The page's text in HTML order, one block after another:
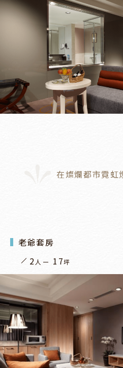
在燦爛都市霓虹
老爺套房
2 人 17坪